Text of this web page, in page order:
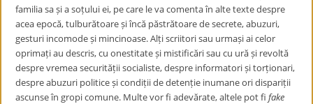
familia sa și a soțului ei, pe care le va comenta în alte texte despre
acea epocă, tulburătoare și încă păstrătoare de secrete, abuzuri,
gesturi incomode și mincinoase. Alți scriitori sau urmași ai celor
oprimați au descris, cu onestitate și mistificări sau cu ură și revoltă
despre vremea securității socialiste, despre informatori și torționari,
despre abuzuri politice și condiții de detenție inumane ori dispariții
ascunse în gropi comune. Multe vor fi adevărate, altele pot fifake